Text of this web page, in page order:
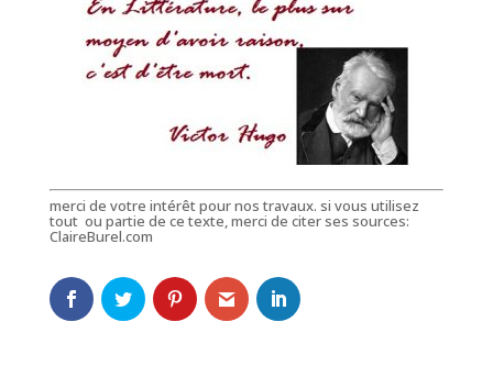
merci de votre intérêt pour nos travaux. si vous utilisez
tout ou partie de ce texte, merci de citer ses sources:
ClaireBurel.com